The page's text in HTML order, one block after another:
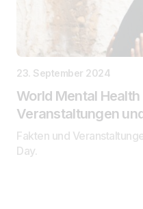
23. September 2024
World Mental
Veranstaltungen
Fakten und
Day.